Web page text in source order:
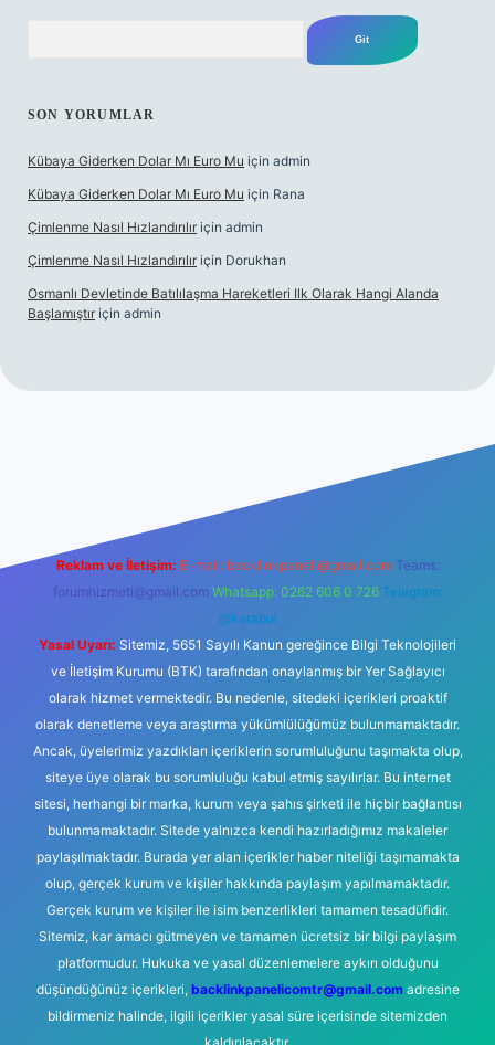
SON YORUMLAR
Kübaya Giderken Dolar Mı Euro Mu için admin
Kübaya Giderken Dolar Mı Euro Mu için Rana
Çimlenme Nasıl Hızlandırılır için admin
Çimlenme Nasıl Hızlandırılır için Dorukhan
Osmanlı Devletinde Batılılaşma Hareketleri Ilk Olarak Hangi Alanda
Başlamıştır için admin
Reklam ve İletişim: E-mail: backlinkpaneli@gmail.com Teams:
forumhizmeti@gmail.com Whatsapp: 0262 606 0 726 Telegram:
@karabul
Yasal Uyarı: Sitemiz, 5651 Sayılı Kanun gereğince Bilgi Teknolojileri
ve İletişim Kurumu (BTK) tarafından onaylanmış bir Yer Sağlayıcı
olarak hizmet vermektedir. Bu nedenle, sitedeki içerikleri proaktif
olarak denetleme veya araştırma yükümlülüğümüz bulunmamaktadır.
Ancak, üyelerimiz yazdıkları içeriklerin sorumluluğunu taşımakta olup,
siteye üye olarak bu sorumluluğu kabul etmiş sayılırlar. Bu internet
sitesi, herhangi bir marka, kurum veya şahıs şirketi ile hiçbir bağlantısı
bulunmamaktadır. Sitede yalnızca kendi hazırladığımız makaleler
paylaşılmaktadır. Burada yer alan içerikler haber niteliği taşımamakta
olup, gerçek kurum ve kişiler hakkında paylaşım yapılmamaktadır.
Gerçek kurum ve kişiler ile isim benzerlikleri tamamen tesadüfidir.
Sitemiz, kar amacı gütmeyen ve tamamen ücretsiz bir bilgi paylaşım
platformudur. Hukuka ve yasal düzenlemelere aykırı olduğunu
düşündüğünüz içerikleri, backlinkpanelicomtr@gmail.comadresine
bildirmeniz halinde, ilgili içerikler yasal süre içerisinde sitemizden